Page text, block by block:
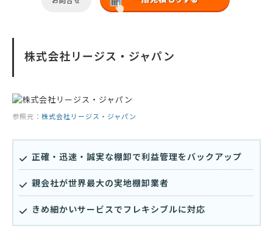
株式会社リージス・ジャパン
参照元： 株式会社リージス・ジャパン
正確・迅速・誠実な棚卸で利益管理をバックアップ
親会社が世界最大の実地棚卸業者
きめ細かいサービスでフレキシブルに対応